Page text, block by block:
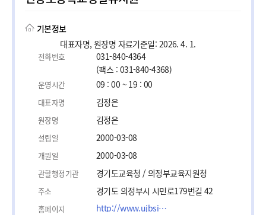
기본정보
대표자명, 원장명 자료기준일: 2026. 4. 1.
전화번호
031-840-4364
(팩스 : 031-840-4368)
운영시간 09 : 00 ~ 19 : 00
대표자명 김정은
원장명 김정은
설립일 2000-03-08
개원일 2000-03-08
관할행정기관 경기도교육청 / 의정부교육지원청
주소 경기도 의정부시 시민로179번길 42
홈페이지 http://www.ujbsindong.es.kr